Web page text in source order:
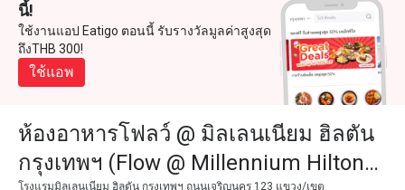
นี้!
ใช้งานแอป Eatigo ตอนนี้ รับรางวัลมูลค่าสูงสุด
ถึงTHB 300!
ใช้แอพ
ห้องอาหารโฟลว์ @ มิลเลนเนียม ฮิลตัน
กรุงเทพฯ (Flow @ Millennium Hilton
โรงแรมมิลเลนเนียม ฮิลตัน กรุงเทพฯ ถนนเจริญนคร 123 แขวง/เขต